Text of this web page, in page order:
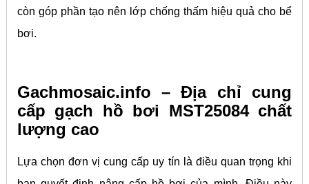
còn góp phần tạo nên lớp chống thấm hiệu quả cho bể
bơi.
Gachmosaic.info – Địa chỉ cung
cấp gạch hồ bơi MST25084 chất
lượng cao
Lựa chọn đơn vị cung cấp uy tín là điều quan trọng khi